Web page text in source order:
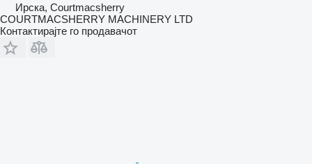
Ирска, Courtmacsherry
COURTMACSHERRY MACHINERY LTD
Контактирајте го продавачот